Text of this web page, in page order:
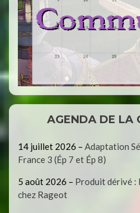
AGENDA DE LA
14 juillet 2026 – Adaptation
France 3 (Ép 7 et Ép 8)
5 août 2026 – Produit dérivé :
chez Rageot